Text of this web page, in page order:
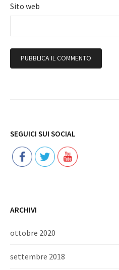
Sito web
SEGUICI SUI SOCIAL
ARCHIVI
ottobre 2020
settembre 2018